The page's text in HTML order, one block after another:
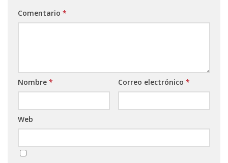
Comentario *
Nombre * Correo electrónico *
Web